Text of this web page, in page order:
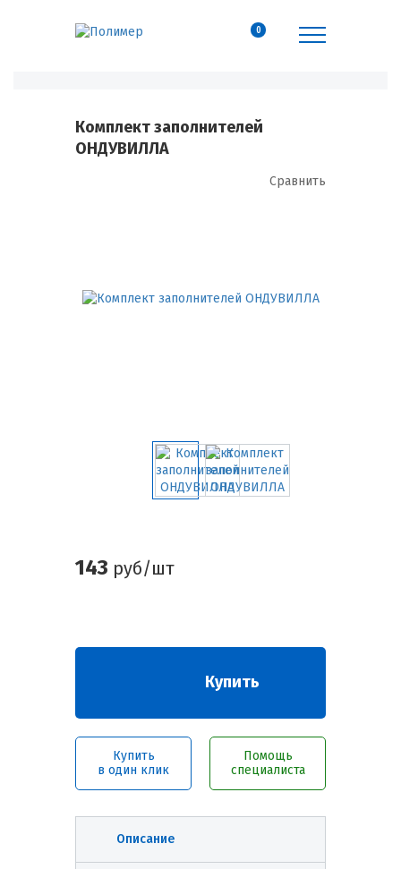
0
Комплект заполнителей
ОНДУВИЛЛА
Сравнить
143 руб/шт
Купить
Купить
в один клик
Помощь
специалиста
Описание